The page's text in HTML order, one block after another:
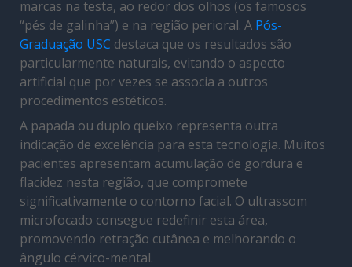
marcas na testa, ao redor dos olhos (os famosos
“pés de galinha”) e na região perioral. A Pós-
Graduação USC destaca que os resultados são
particularmente naturais, evitando o aspecto
artificial que por vezes se associa a outros
procedimentos estéticos.
A papada ou duplo queixo representa outra
indicação de excelência para esta tecnologia. Muitos
pacientes apresentam acumulação de gordura e
flacidez nesta região, que compromete
significativamente o contorno facial. O ultrassom
microfocado consegue redefinir esta área,
promovendo retração cutânea e melhorando o
ângulo cérvico-mental.